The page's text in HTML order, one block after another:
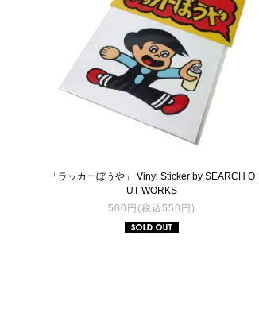
「ラッカーぼうや」 Vinyl Sticker by SEARCH O
UT WORKS
500円(税込550円)